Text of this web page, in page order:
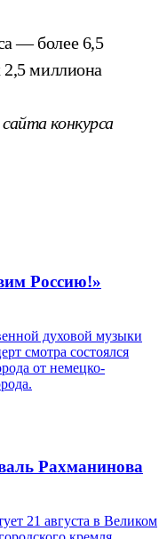
— более 6,5
2,5 миллиона
конкурса
Россию!»
духовой музыки
смотра состоялся
от немецко-
Рахманинова
21 августа в Великом